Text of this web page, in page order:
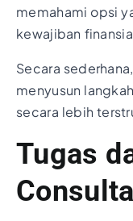
memahami opsi
kewajiban
Secara
menyusun
secara lebih
Tugas